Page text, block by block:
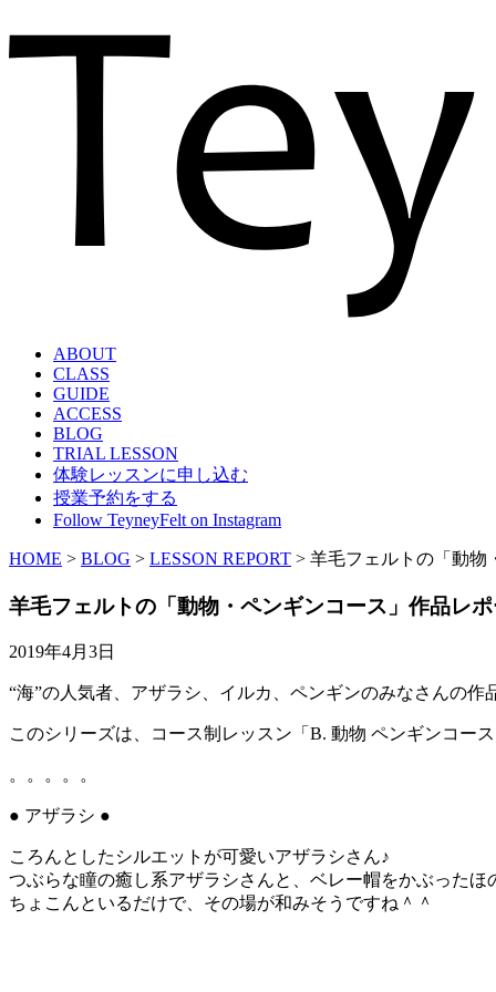
ABOUT
CLASS
GUIDE
ACCESS
BLOG
TRIAL LESSON
体験レッスンに申し込む
授業予約をする
Follow TeyneyFelt on Instagram
HOME > BLOG > LESSON REPORT > 羊毛フェルトの「動物
羊毛フェルトの「動物・ペンギンコース」作品レ
2019年4月3日
“海”の人気者、アザラシ、イルカ、ペンギンのみなさんの
このシリーズは、コース制レッスン「B. 動物 ペンギンコー
。。。。。
● アザラシ ●
ころんとしたシルエットが可愛いアザラシさん♪
つぶらな瞳の癒し系アザラシさんと、ベレー帽をかぶった
ちょこんといるだけで、その場が和みそうですね＾＾